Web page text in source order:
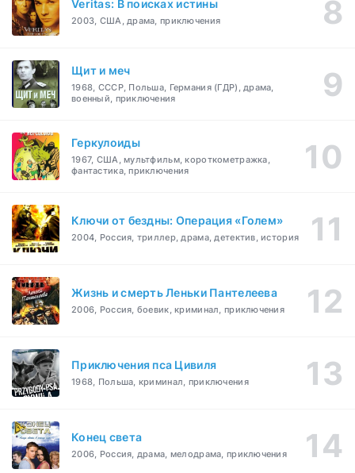
Veritas: В поисках истины
2003, США, драма, приключения
Щит и меч
1968, СССР, Польша, Германия (ГДР), драма,
военный, приключения
Геркулоиды
1967, США, мультфильм, короткометражка,
фантастика, приключения
Ключи от бездны: Операция «Голем»
2004, Россия, триллер, драма, детектив, история
Жизнь и смерть Леньки Пантелеева
2006, Россия, боевик, криминал, приключения
Приключения пса Цивиля
1968, Польша, криминал, приключения
Конец света
2006, Россия, драма, мелодрама, приключения